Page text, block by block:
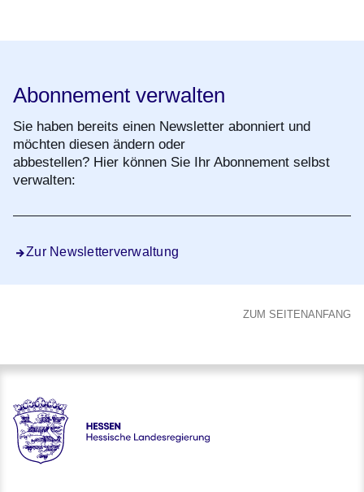
Abonnement verwalten
Sie haben bereits einen Newsletter abonniert und
möchten diesen ändern oder
abbestellen? Hier können Sie Ihr Abonnement selbst
verwalten:
Zur Newsletterverwaltung
ZUM SEITENANFANG
HESSEN - Hessische Landesregierung